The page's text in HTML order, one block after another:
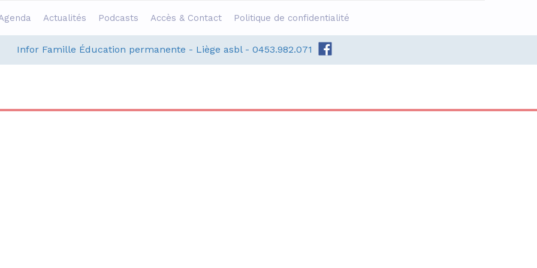
Actualités Podcasts Accès & Contact Politique de confidentialité
Infor Famille Éducation permanente - Liège asbl - 0453.982.071